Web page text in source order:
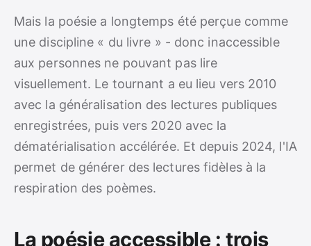
Mais la poésie a longtemps été perçue comme
une discipline « du livre » - donc inaccessible
aux personnes ne pouvant pas lire
visuellement. Le tournant a eu lieu vers 2010
avec la généralisation des lectures publiques
enregistrées, puis vers 2020 avec la
dématérialisation accélérée. Et depuis 2024, l'IA
permet de générer des lectures fidèles à la
respiration des poèmes.
La poésie accessible : trois